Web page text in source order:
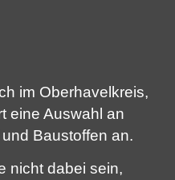
im Oberhavelkreis,
eine Auswahl an
Baustoffen an.
nicht dabei sein,